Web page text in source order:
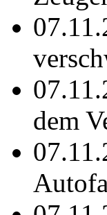
dem